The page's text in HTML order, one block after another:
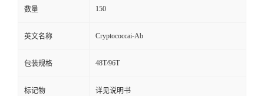
数量 150
英文名称 Cryptococcai-Ab
包装规格 48T/96T
标记物 详见说明书